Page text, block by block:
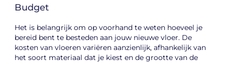
Budget
Het is belangrijk om op voorhand te weten hoeveel je
bereid bent te besteden aan jouw nieuwe vloer. De
kosten van vloeren variëren aanzienlijk, afhankelijk van
het soort materiaal dat je kiest en de grootte van de